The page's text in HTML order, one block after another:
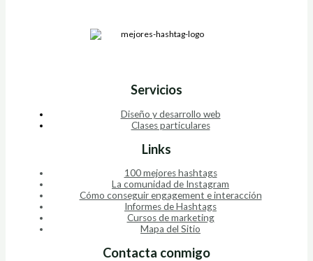
Servicios
Diseño y desarrollo web
Clases particulares
Links
100 mejores hashtags
La comunidad de Instagram
Cómo conseguir engagement e interacción
Informes de Hashtags
Cursos de marketing
Mapa del Sitio
Contacta conmigo